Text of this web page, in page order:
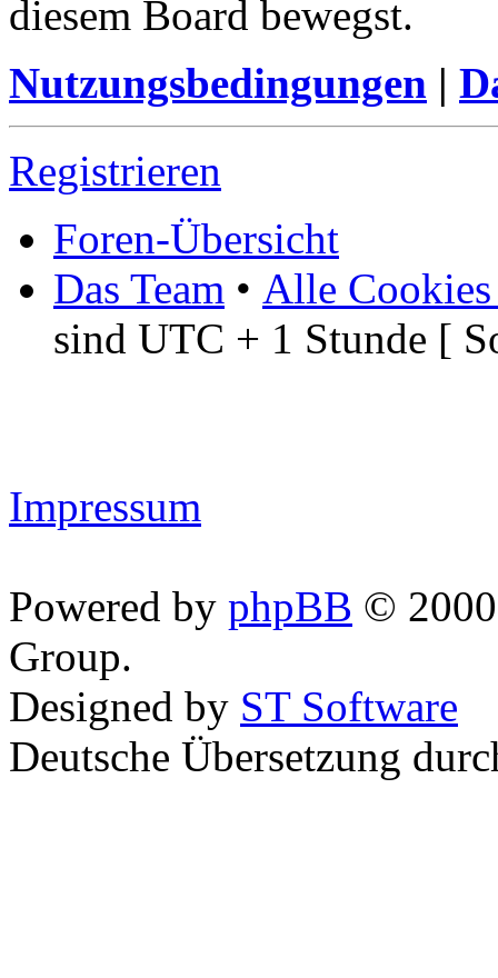
diesem Board bewegst.
Nutzungsbedingungen |
Registrieren
Foren-Übersicht
Das Team • Alle Cookies
sind UTC + 1 Stunde [
Impressum
Powered by phpBB ©
Group.
Designed by ST Software
Deutsche Übersetzung